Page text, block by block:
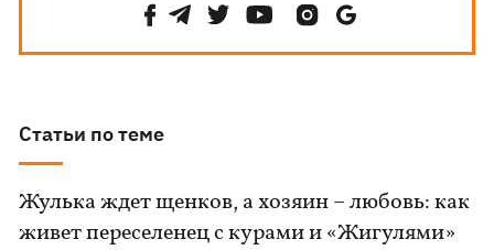
Статьи по теме
Жулька ждет щенков, а хозяин – любовь: как
живет переселенец с курами и «Жигулями»